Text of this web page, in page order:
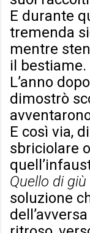
E durante
tremenda
mentre
il bestiame.
L’anno
dimostrò
E così via,
sbriciolare
Quello di giù
soluzione